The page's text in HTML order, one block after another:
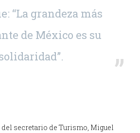
“La grandeza más
de México es su
secretario de Turismo, Miguel